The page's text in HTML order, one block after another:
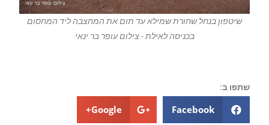
שיטפון בנחל שחורת שמילא עד תום את המחצבה ליד המחסום
בכניסה לאילת - צילום עופר בר ינאי
שתפו ב:
Facebook
Google+